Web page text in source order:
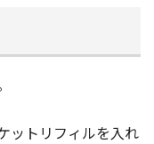
ットリフィルを入れ